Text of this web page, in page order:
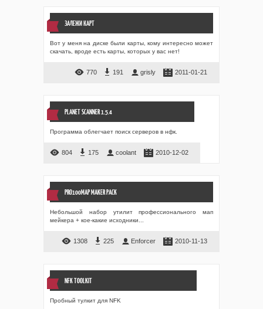
ЗАЛЕЖИ КАРТ
Вот у меня на диске были карты, кому интересно может
скачать, вроде есть карты, которых у вас нет!
770 191 grisly 2011-01-21
PLANET SCANNER 1.5.4
Программа облегчает поиск серверов в нфк.
804 175 coolant 2010-12-02
PRO100MAP MAKER PACK
Небольшой набор утилит профессионального мап
мейкера + кое-какие исходники...
1308 225 Enforcer 2010-11-13
NFK TOOLKIT
Пробный тулкит для NFK